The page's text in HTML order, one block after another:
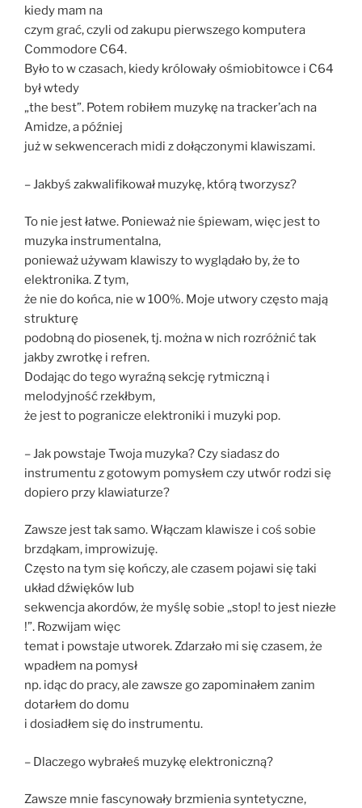
kiedy mam na
czym grać, czyli od zakupu pierwszego komputera
Commodore C64.
Było to w czasach, kiedy królowały ośmiobitowce i C64
był wtedy
„the best”. Potem robiłem muzykę na tracker’ach na
Amidze, a później
już w sekwencerach midi z dołączonymi klawiszami.
– Jakbyś zakwalifikował muzykę, którą tworzysz?
To nie jest łatwe. Ponieważ nie śpiewam, więc jest to
muzyka instrumentalna,
ponieważ używam klawiszy to wyglądało by, że to
elektronika. Z tym,
że nie do końca, nie w 100%. Moje utwory często mają
strukturę
podobną do piosenek, tj. można w nich rozróżnić tak
jakby zwrotkę i refren.
Dodając do tego wyraźną sekcję rytmiczną i
melodyjność rzekłbym,
że jest to pogranicze elektroniki i muzyki pop.
– Jak powstaje Twoja muzyka? Czy siadasz do
instrumentu z gotowym pomysłem czy utwór rodzi się
dopiero przy klawiaturze?
Zawsze jest tak samo. Włączam klawisze i coś sobie
brzdąkam, improwizuję.
Często na tym się kończy, ale czasem pojawi się taki
układ dźwięków lub
sekwencja akordów, że myślę sobie „stop! to jest niezłe
!”. Rozwijam więc
temat i powstaje utworek. Zdarzało mi się czasem, że
wpadłem na pomysł
np. idąc do pracy, ale zawsze go zapominałem zanim
dotarłem do domu
i dosiadłem się do instrumentu.
– Dlaczego wybrałeś muzykę elektroniczną?
Zawsze mnie fascynowały brzmienia syntetyczne,